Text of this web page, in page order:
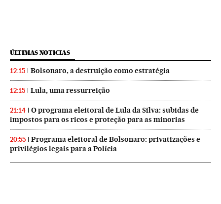
ÚLTIMAS NOTICIAS
12:15 Bolsonaro, a destruição como estratégia
12:15 Lula, uma ressurreição
21:14
O programa eleitoral de Lula da Silva: subidas de
impostos para os ricos e proteção para as minorias
20:55
Programa eleitoral de Bolsonaro: privatizações e
privilégios legais para a Polícia